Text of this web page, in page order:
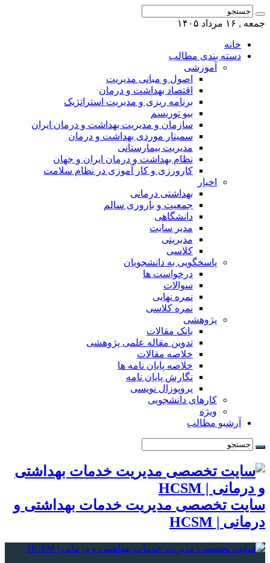
جمعه , ۱۶ مرداد ۱۴۰۵
خانه
دسته بندی مطالب
آموزشی
اصول و مبانی مدیریت
اقتصاد بهداشت و درمان
برنامه ریزی و مدیریت استراتژیک
بیو توریسم
سازمان و مدیریت بهداشت و درمان ایران
سمینار موردی بهداشت و درمان
مدیریت بیمارستانی
نظام بهداشت و درمان ایران و جهان
کارورزی و کار آموزی در نظام سلامت
اخبار
بهداشتی درمانی
جمعیت و باروری سالم
دانشگاهی
مدیر سایت
مدیریتی
کلاسی
پاسخگویی به دانشجویان
درخواست ها
سوالات
نمره نهایی
نمره کلاسی
پژوهشی
بانک مقالات
تدوین مقاله علمی پژوهشی
خلاصه مقالات
خلاصه پایان نامه ها
نگارش پایان نامه
پروپوزال نویسی
کارهای دانشجویی
ویژه
آرشیو مطالب
سایت تخصصی مدیریت خدمات بهداشتی و
درمانی | HCSM